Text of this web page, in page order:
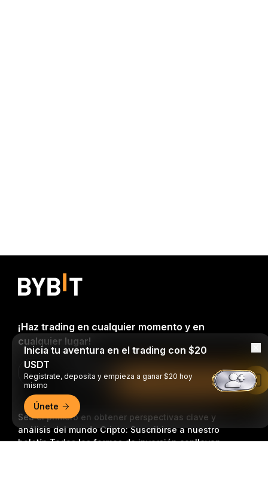
Sea el primero en obtener perspectivas clave y
análisis del mundo Cripto: Suscribirse a nuestro
boletín.Todas las formas de inversión conllevan
¡Haz trading en cualquier momento y en
cualquier lugar!
Download Bybit App
Inicia tu aventura en el trading con $20
USDT
Regístrate, deposita y empieza a ganar $20 hoy
mismo
Únete
Leer en la aplicación de Bybit